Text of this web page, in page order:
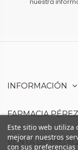
INFORMACIÓN
FARMACIA
VENTA DE
Este sitio web utiliza
mejorar nuestros
con sus